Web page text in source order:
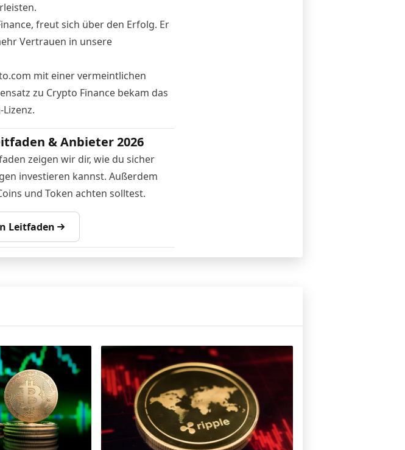
freut sich über den Erfolg. Er
Vertrauen in unsere
mit einer vermeintlichen
zu Crypto Finance bekam das
.
& Anbieter 2026
zeigen wir dir, wie du sicher
investieren kannst. Außerdem
und Token achten solltest.
Leitfaden